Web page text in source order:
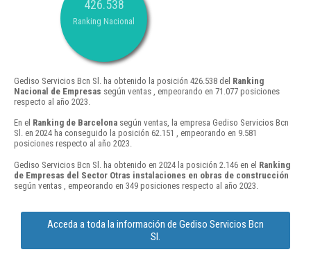
426.538
Ranking Nacional
Gediso Servicios Bcn Sl. ha obtenido la posición 426.538 del Ranking
Nacional de Empresas según ventas , empeorando en 71.077 posiciones
respecto al año 2023.
En el Ranking de Barcelona según ventas, la empresa Gediso Servicios Bcn
Sl. en 2024 ha conseguido la posición 62.151 , empeorando en 9.581
posiciones respecto al año 2023.
Gediso Servicios Bcn Sl. ha obtenido en 2024 la posición 2.146 en el Ranking
de Empresas del Sector Otras instalaciones en obras de construcción
según ventas , empeorando en 349 posiciones respecto al año 2023.
Acceda a toda la información de Gediso Servicios Bcn
Sl.